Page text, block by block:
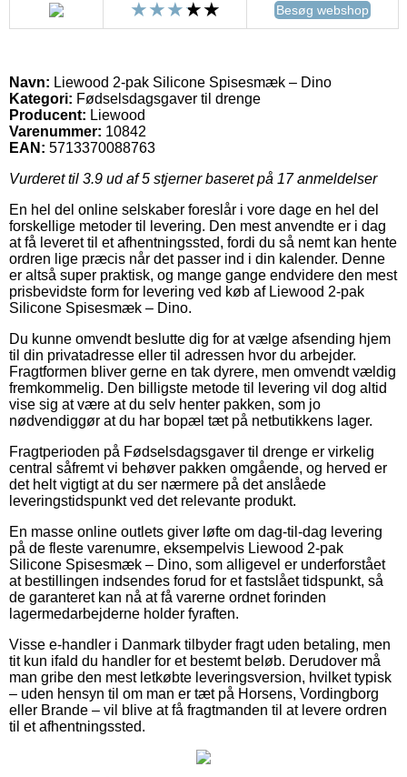
Besøg webshop
Navn: Liewood 2-pak Silicone Spisesmæk – Dino
Kategori: Fødselsdagsgaver til drenge
Producent: Liewood
Varenummer: 10842
EAN: 5713370088763
Vurderet til 3.9 ud af 5 stjerner baseret på 17anmeldelser
En hel del online selskaber foreslår i vore dage en hel del
forskellige metoder til levering. Den mest anvendte er i dag
at få leveret til et afhentningssted, fordi du så nemt kan hente
ordren lige præcis når det passer ind i din kalender. Denne
er altså super praktisk, og mange gange endvidere den mest
prisbevidste form for levering ved køb af Liewood 2-pak
Silicone Spisesmæk – Dino.
Du kunne omvendt beslutte dig for at vælge afsending hjem
til din privatadresse eller til adressen hvor du arbejder.
Fragtformen bliver gerne en tak dyrere, men omvendt vældig
fremkommelig. Den billigste metode til levering vil dog altid
vise sig at være at du selv henter pakken, som jo
nødvendiggør at du har bopæl tæt på netbutikkens lager.
Fragtperioden på Fødselsdagsgaver til drenge er virkelig
central såfremt vi behøver pakken omgående, og herved er
det helt vigtigt at du ser nærmere på det anslåede
leveringstidspunkt ved det relevante produkt.
En masse online outlets giver løfte om dag-til-dag levering
på de fleste varenumre, eksempelvis Liewood 2-pak
Silicone Spisesmæk – Dino, som alligevel er underforstået
at bestillingen indsendes forud for et fastslået tidspunkt, så
de garanteret kan nå at få varerne ordnet forinden
lagermedarbejderne holder fyraften.
Visse e-handler i Danmark tilbyder fragt uden betaling, men
tit kun ifald du handler for et bestemt beløb. Derudover må
man gribe den mest letkøbte leveringsversion, hvilket typisk
– uden hensyn til om man er tæt på Horsens, Vordingborg
eller Brande – vil blive at få fragtmanden til at levere ordren
til et afhentningssted.